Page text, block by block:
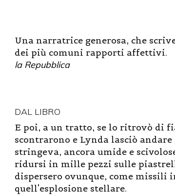
Una narratrice generosa, che
dei più comuni rapporti affettivi.
la Repubblica
DAL LIBRO
E poi, a un tratto, se lo ritrovò di
scontrarono e Lynda lasciò
stringeva, ancora umide e
ridursi in mille pezzi sulle
dispersero ovunque, come missili
quell'esplosione stellare.